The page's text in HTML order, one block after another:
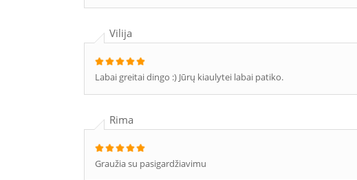
Vilija
Labai greitai dingo :) Jūrų kiaulytei labai patiko.
Rima
Graužia su pasigardžiavimu